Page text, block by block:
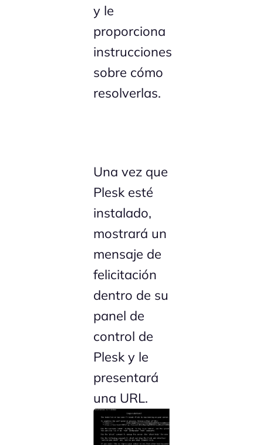
y le
proporciona
instrucciones
sobre cómo
resolverlas.
Una vez que
Plesk esté
instalado,
mostrará un
mensaje de
felicitación
dentro de su
panel de
control de
Plesk y le
presentará
una URL.